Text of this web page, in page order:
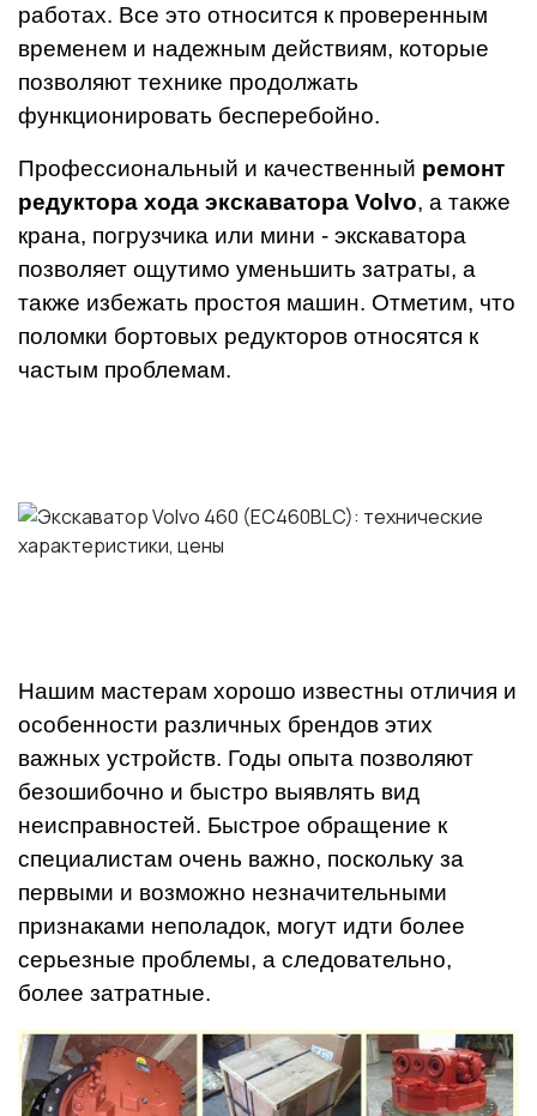
работах. Все это относится к проверенным
временем и надежным действиям, которые
позволяют технике продолжать
функционировать бесперебойно.
Профессиональный и качественный ремонт
редуктора хода экскаватора Volvo, а также
крана, погрузчика или мини - экскаватора
позволяет ощутимо уменьшить затраты, а
также избежать простоя машин. Отметим, что
поломки бортовых редукторов относятся к
частым проблемам.
Нашим мастерам хорошо известны отличия и
особенности различных брендов этих
важных устройств. Годы опыта позволяют
безошибочно и быстро выявлять вид
неисправностей. Быстрое обращение к
специалистам очень важно, поскольку за
первыми и возможно незначительными
признаками неполадок, могут идти более
серьезные проблемы, а следовательно,
более затратные.